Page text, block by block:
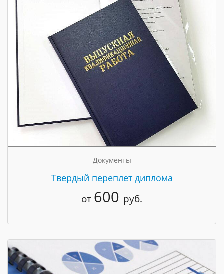
Документы
Твердый переплет диплома
от 600 руб.